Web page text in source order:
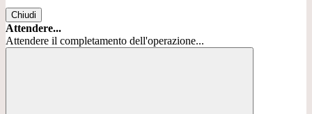
Chiudi
Attendere...
Attendere il completamento dell'operazione...